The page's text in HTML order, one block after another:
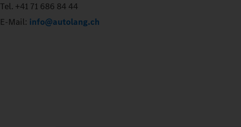
Tel. +41 71 686 84 44
E-Mail: info@autolang.ch